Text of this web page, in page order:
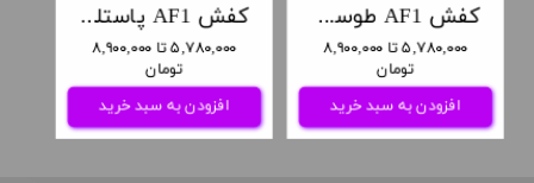
کفش AF1 پاستلی صورتی ریزشی
۵,۷۸۰,۰۰۰ تا ۸,۹۰۰,۰۰۰
تومان
افزودن به سبد خرید
کفش AF1 طوسی ریزشی
۵,۷۸۰,۰۰۰ تا ۸,۹۰۰,۰۰۰
تومان
افزودن به سبد خرید